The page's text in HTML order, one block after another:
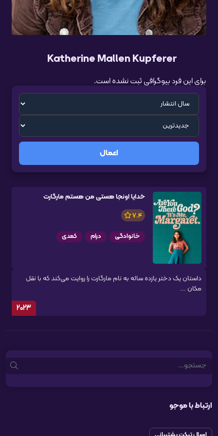
Katherine Mallen Kupferer
برای این فرد بیوگرافی ثبت نشده است.
اعمال
خدایا اونجا هستی من هستم مارگارت
7.4
خانوادگی درام کمدی
داستان یک دختر یازده ساله به نام مارگارت را روایت می‌کند که با نقل
مکان ...
2023
Search
ارتباط با موجو